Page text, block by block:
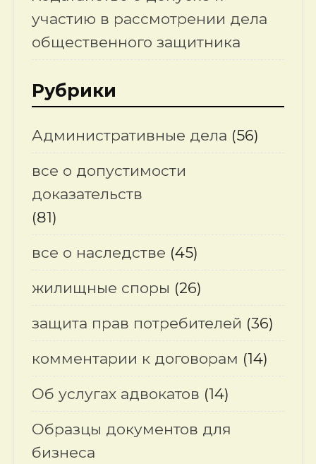
участию в рассмотрении дела
общественного защитника
Рубрики
Административные дела (56)
все о допустимости
доказательств
(81)
все о наследстве (45)
жилищные споры (26)
защита прав потребителей (36)
комментарии к договорам (14)
Об услугах адвокатов (14)
Образцы документов для
бизнеса